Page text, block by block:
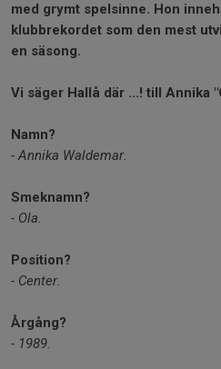
med grymt spelsinne. Hon
klubbrekordet som den mest
en säsong.
Vi säger Hallå där ...! till Annika
Namn?
- Annika Waldemar.
Smeknamn?
- Ola.
Position?
- Center.
Årgång?
- 1989.